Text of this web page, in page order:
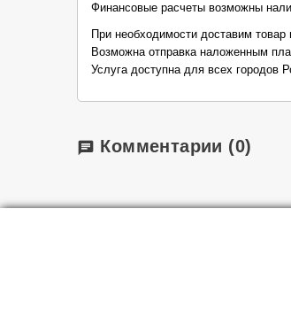
Финансовые расчеты возможны
При необходимости доставим
Возможна отправка наложенным
Услуга доступна для всех городов
chat Комментарии (0)